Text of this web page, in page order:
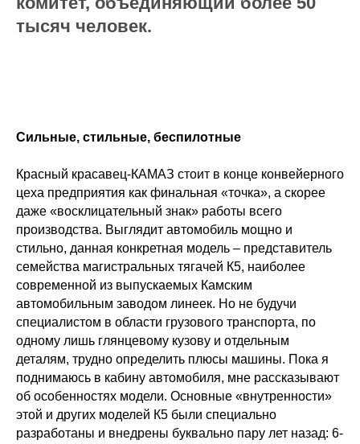
тысяч человек.
Сильные, стильные, беспилотные
Красный красавец-КАМАЗ стоит в конце конвейерного
цеха предприятия как финальная «точка», а скорее
даже «восклицательный знак» работы всего
производства. Выглядит автомобиль мощно и
стильно, данная конкретная модель – представитель
семейства магистральных тягачей К5, наиболее
современной из выпускаемых Камским
автомобильным заводом линеек. Но не будучи
специалистом в области грузового транспорта, по
одному лишь глянцевому кузову и отдельным
деталям, трудно определить плюсы машины. Пока я
поднимаюсь в кабину автомобиля, мне рассказывают
об особенностях модели. Основные «внутренности»
этой и других моделей К5 были специально
разработаны и внедрены буквально пару лет назад: 6-